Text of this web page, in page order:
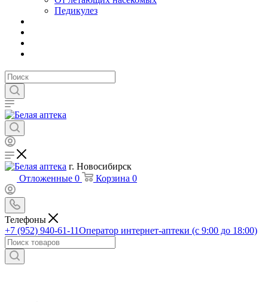
Педикулез
г. Новосибирск
Отложенные 0 Корзина 0
Телефоны
+7 (952) 940-61-11Оператор интернет-аптеки (с 9:00 до 18:00)